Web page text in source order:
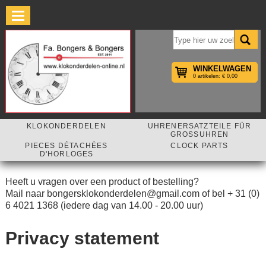
WINKELWAGEN
0 artikelen: € 0,00
KLOKONDERDELEN
UHRENERSATZTEILE FÜR
GROSSUHREN
PIECES DÉTACHÉES
D'HORLOGES
CLOCK PARTS
Heeft u vragen over een product of bestelling?
Mail naar bongersklokonderdelen@gmail.com of bel + 31 (0)
6 4021 1368 (iedere dag van 14.00 - 20.00 uur)
Privacy statement